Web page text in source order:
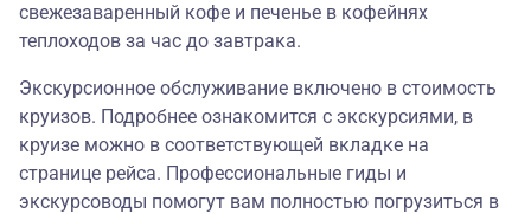
свежезаваренный кофе и печенье в кофейнях
теплоходов за час до завтрака.
Экскурсионное обслуживание включено в стоимость
круизов. Подробнее ознакомится с экскурсиями, в
круизе можно в соответствующей вкладке на
странице рейса. Профессиональные гиды и
экскурсоводы помогут вам полностью погрузиться в